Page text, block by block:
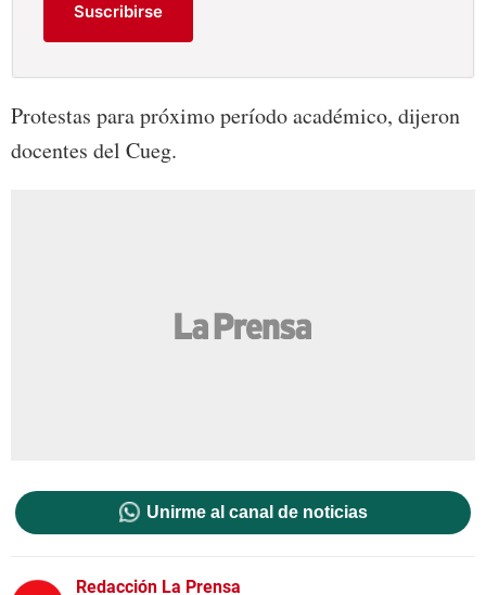
Suscribirse
Protestas para próximo período académico, dijeron
docentes del Cueg.
Unirme al canal de noticias
Redacción La Prensa